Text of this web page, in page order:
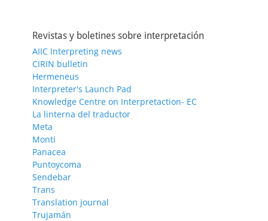
Revistas y boletines sobre interpretación
AIIC Interpreting news
CIRIN bulletin
Hermeneus
Interpreter's Launch Pad
Knowledge Centre on Interpretaction- EC
La linterna del traductor
Meta
Monti
Panacea
Puntoycoma
Sendebar
Trans
Translation journal
Trujamán